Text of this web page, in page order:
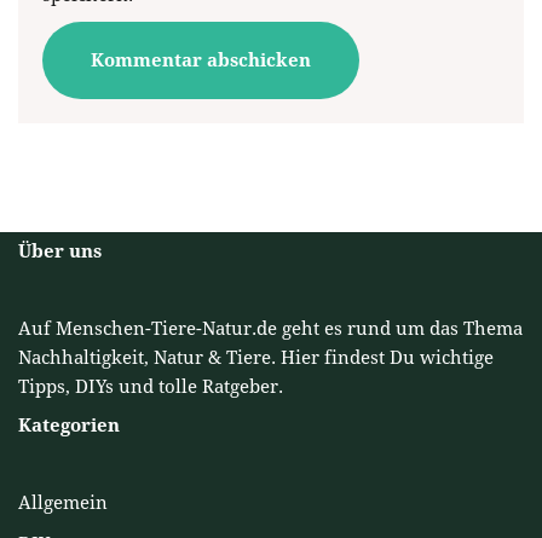
Über uns
Auf Menschen-Tiere-Natur.de geht es rund um das Thema
Nachhaltigkeit, Natur & Tiere. Hier findest Du wichtige
Tipps, DIYs und tolle Ratgeber.
Kategorien
Allgemein